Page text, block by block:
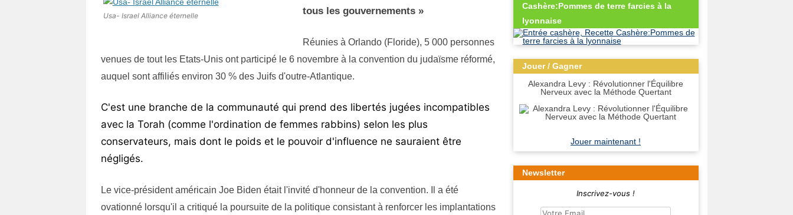
Usa- Israel Alliance éternelle
tous les gouvernements »
Réunies à Orlando (Floride), 5 000 personnes
venues de tout les Etats-Unis ont participé le 6 novembre à la convention du judaïsme réformé,
auquel sont affiliés environ 30 % des Juifs d'outre-Atlantique.
C'est une branche de la communauté qui prend des libertés jugées incompatibles
avec la Torah (comme l'ordination de femmes rabbins) selon les plus
conservateurs, mais dont le poids et le pouvoir d'influence ne sauraient être
négligés.
Le vice-président américain Joe Biden était l'invité d'honneur de la convention. Il a été
ovationné lorsqu'il a critiqué la poursuite de la politique consistant à renforcer les implantations
Cashère:Pommes de terre farcies à la
lyonnaise
Jouer / Gagner
Alexandra Levy : Révolutionner l'Équilibre
Nerveux avec la Méthode Quertant
Jouer maintenant !
Newsletter
Inscrivez-vous !